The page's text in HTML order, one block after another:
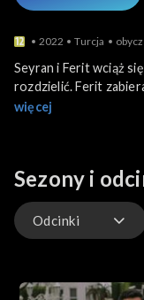
2022 Turcja
Seyran i Ferit wciąż
rozdzielić. Ferit
rozmawiają o
zostaje z Pelin. Gdy
zatrzymuje go policja.
więcej
Sezony i
Odcinki